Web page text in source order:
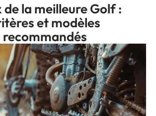
de la meilleure Golf :
et modèles
recommandés